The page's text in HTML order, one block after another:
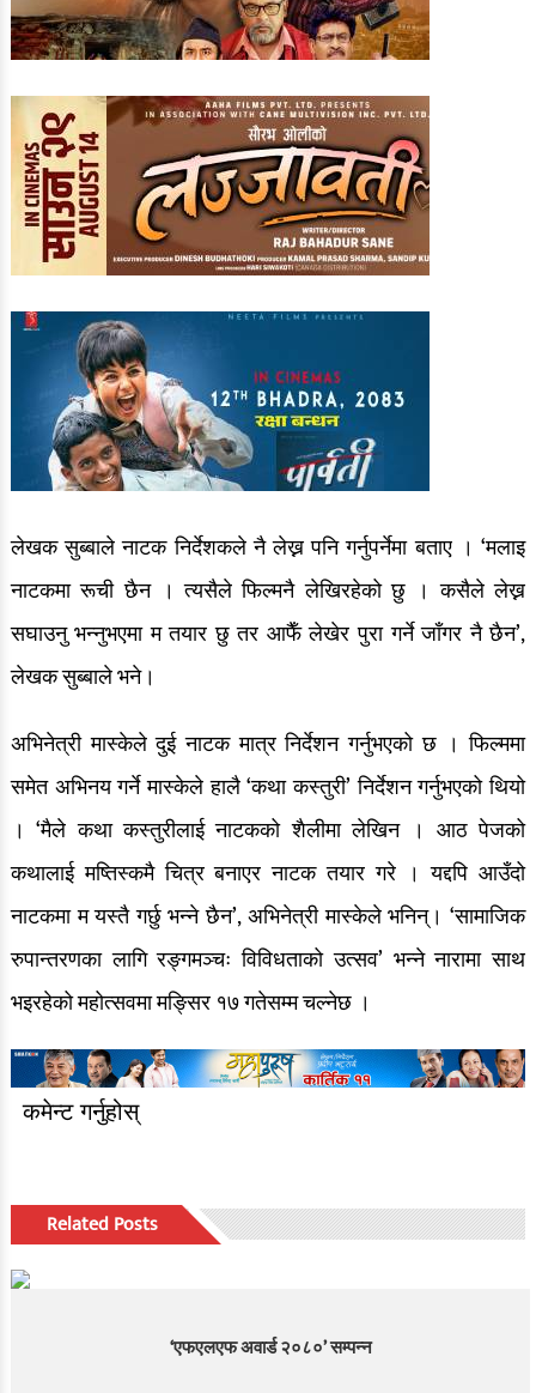
लेखक सुब्बाले नाटक निर्देशकले नै लेख्न पनि गर्नुपर्नेमा बताए । ‘मलाइ
नाटकमा रूची छैन । त्यसैले फिल्मनै लेखिरहेको छु । कसैले लेख्न
सघाउनु भन्नुभएमा म तयार छु तर आफैँ लेखेर पुरा गर्ने जाँगर नै छैन’,
लेखक सुब्बाले भने।
अभिनेत्री मास्केले दुई नाटक मात्र निर्देशन गर्नुभएको छ । फिल्ममा
समेत अभिनय गर्ने मास्केले हालै ‘कथा कस्तुरी’ निर्देशन गर्नुभएको थियो
। ‘मैले कथा कस्तुरीलाई नाटकको शैलीमा लेखिन । आठ पेजको
कथालाई मष्तिस्कमै चित्र बनाएर नाटक तयार गरे । यद्दपि आउँदो
नाटकमा म यस्तै गर्छु भन्ने छैन’, अभिनेत्री मास्केले भनिन्। ‘सामाजिक
रुपान्तरणका लागि रङ्गमञ्चः विविधताको उत्सव’ भन्ने नारामा साथ
भइरहेको महोत्सवमा मङ्सिर १७ गतेसम्म चल्नेछ ।
कमेन्ट गर्नुहोस्
Related Posts
‘एफएलएफ अवार्ड २०८०’ सम्पन्न